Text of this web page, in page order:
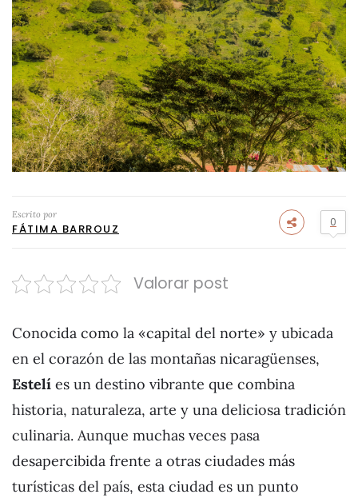
Escrito por
FÁTIMA BARROUZ 0
Valorar post
Conocida como la «capital del norte» y ubicada
en el corazón de las montañas nicaragüenses,
Estelí es un destino vibrante que combina
historia, naturaleza, arte y una deliciosa tradición
culinaria. Aunque muchas veces pasa
desapercibida frente a otras ciudades más
turísticas del país, esta ciudad es un punto